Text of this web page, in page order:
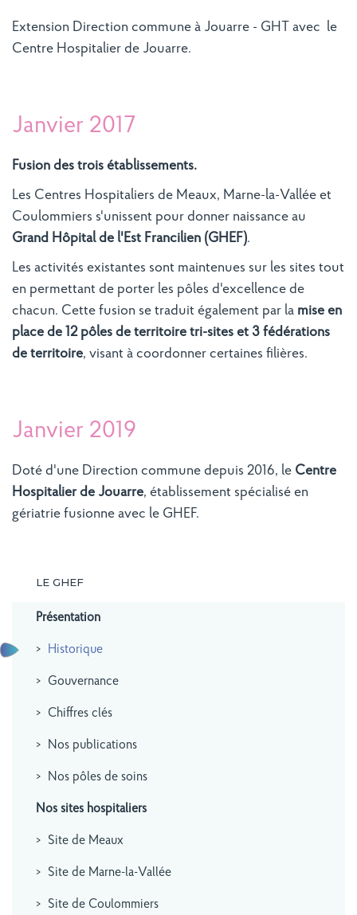
Extension Direction commune à Jouarre - GHT avec le
Centre Hospitalier de Jouarre.
Janvier 2017
Fusion des trois établissements.
Les Centres Hospitaliers de Meaux, Marne-la-Vallée et
Coulommiers s'unissent pour donner naissance au
Grand Hôpital de l'Est Francilien (GHEF).
Les activités existantes sont maintenues sur les sites tout
en permettant de porter les pôles d'excellence de
chacun. Cette fusion se traduit également par la mise en
place de 12 pôles de territoire tri-sites et 3 fédérations
de territoire, visant à coordonner certaines filières.
Janvier 2019
Doté d'une Direction commune depuis 2016, le Centre
Hospitalier de Jouarre, établissement spécialisé en
gériatrie fusionne avec le GHEF.
LE GHEF
Présentation
Historique
Gouvernance
Chiffres clés
Nos publications
Nos pôles de soins
Nos sites hospitaliers
Site de Meaux
Site de Marne-la-Vallée
Site de Coulommiers